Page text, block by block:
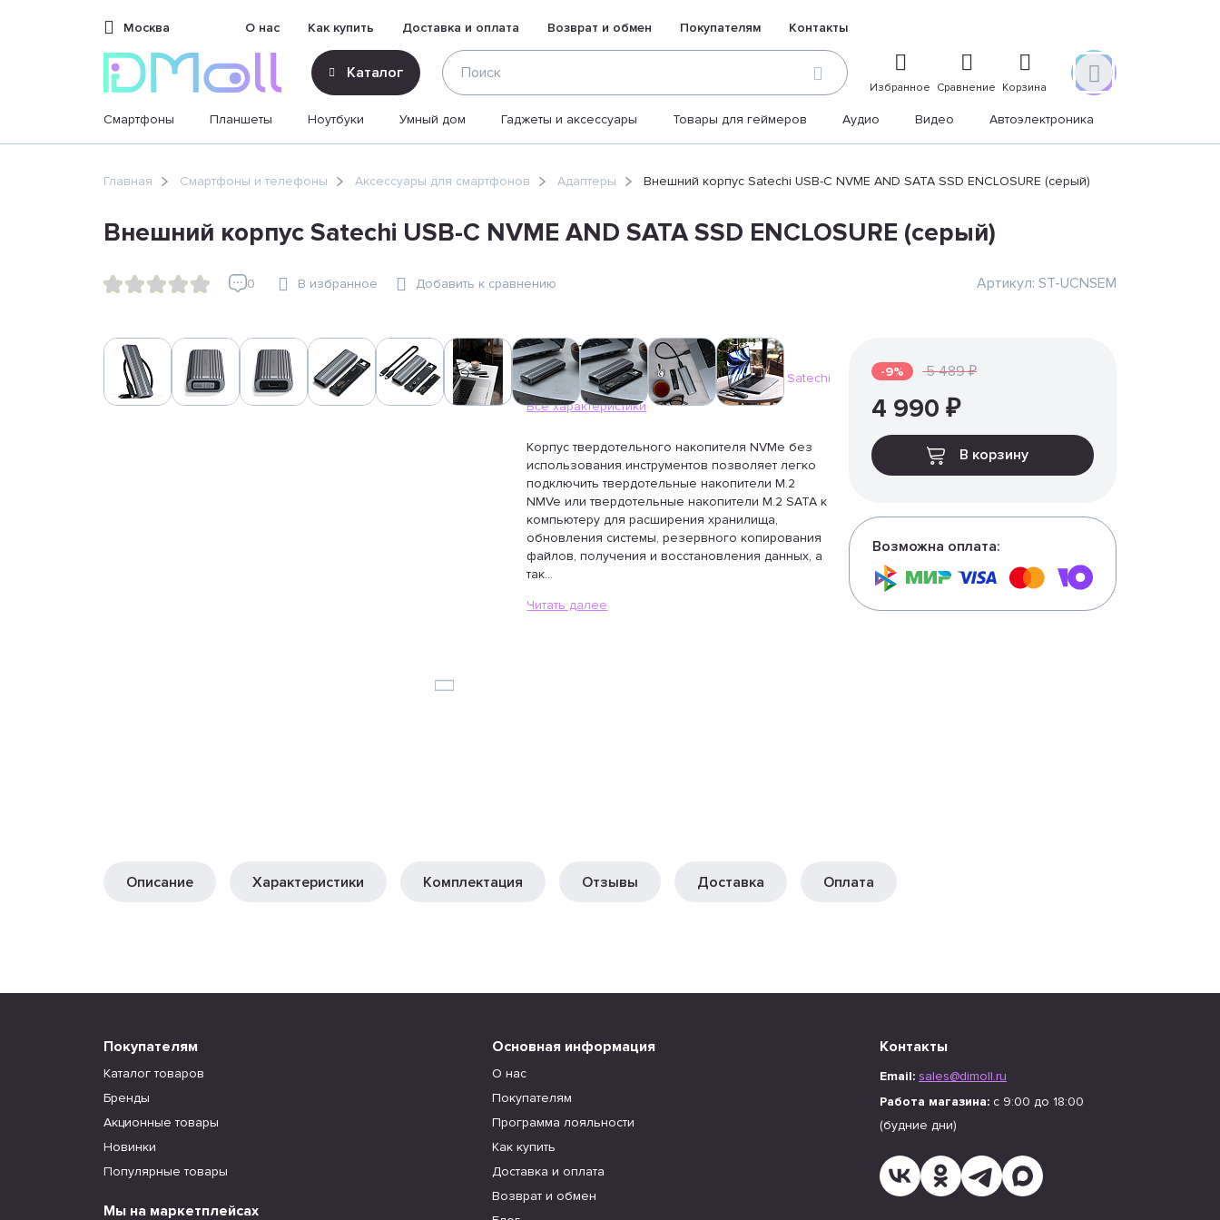
Москва О нас Как купить Доставка и оплата Возврат и обмен Покупателям Контакты
Каталог
Избранное Сравнение Корзина
Смартфоны Планшеты Ноутбуки Умный дом Гаджеты и аксессуары Товары для геймеров Аудио Видео Автоэлектроника
sales@dimoll.ruГлавная Смартфоны и телефоны Аксессуары для смартфонов Адаптеры Внешний корпус Satechi USB-C NVME AND SATA SSD ENCLOSURE (серый)
Внешний корпус Satechi USB-C NVME AND SATA SSD ENCLOSURE (серый)
0 В избранное Добавить к сравнению Артикул: ST-UCNSEM
Характеристики:
Бренд
Satechi
Все характеристики
Корпус твердотельного накопителя NVMe без
использования инструментов позволяет легко
подключить твердотельные накопители M.2
NMVe или твердотельные накопители M.2 SATA к
компьютеру для расширения хранилища,
обновления системы, резервного копирования
файлов, получения и восстановления данных, а
так...
Читать далее
-9% 5 489 ₽
4 990 ₽
В корзину
Возможна оплата:
Описание Характеристики Комплектация Отзывы Доставка Оплата
Покупателям
Каталог товаров
Бренды
Акционные товары
Новинки
Популярные товары
Мы на маркетплейсах
Основная информация
О нас
Покупателям
Программа лояльности
Как купить
Доставка и оплата
Возврат и обмен
Контакты
Email: sales@dimoll.ru
Работа магазина: с 9:00 до 18:00
(будние дни)